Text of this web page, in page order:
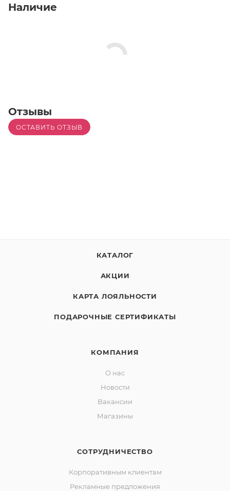
Наличие
Отзывы
ОСТАВИТЬ ОТЗЫВ
КАТАЛОГ
АКЦИИ
КАРТА ЛОЯЛЬНОСТИ
ПОДАРОЧНЫЕ СЕРТИФИКАТЫ
КОМПАНИЯ
О нас
Новости
Вакансии
Магазины
СОТРУДНИЧЕСТВО
Корпоративным клиентам
Рекламные предложения